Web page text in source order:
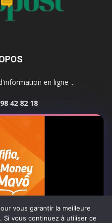
en ligne ...
42 82 18
NOUS
vous garantir la meilleure
vous continuez à utiliser ce